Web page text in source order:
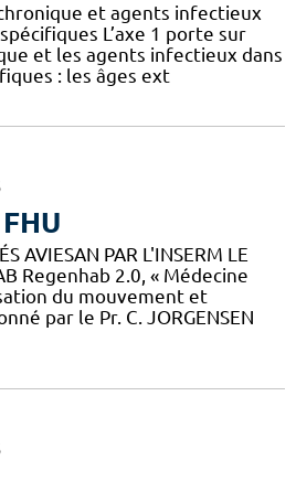
et agents infectieux
L’axe 1 porte sur
et les agents infectieux dans
: les âges ext
AVIESAN PAR L'INSERM LE
Regenhab 2.0, « Médecine
du mouvement et
par le Pr. C. JORGENSEN